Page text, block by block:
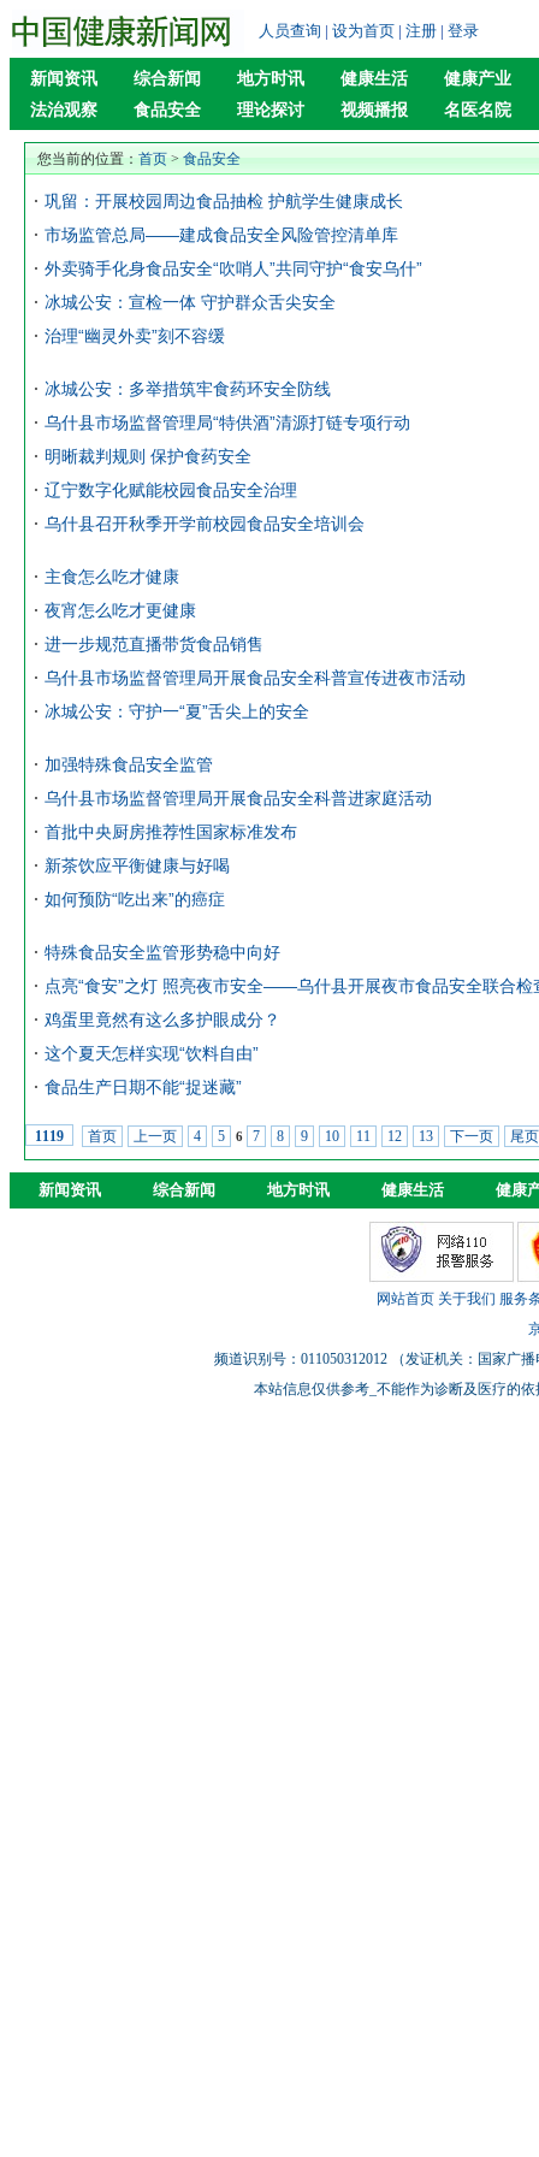
人员查询 | 设为首页 | 注册 | 登录
新闻资讯 综合新闻 地方时讯 健康生活
健康产业
法治观察
食品安全 理论探讨 视频播报 名医名院
您当前的位置： 首页 > 食品安全
巩留：开展校园周边食品抽检 护航学生健康成长
市场监管总局——建成食品安全风险管控清单库
外卖骑手化身食品安全“吹哨人”共同守护“食安乌什”
冰城公安：宣检一体 守护群众舌尖安全
治理“幽灵外卖”刻不容缓
冰城公安：多举措筑牢食药环安全防线
乌什县市场监督管理局“特供酒”清源打链专项行动
明晰裁判规则 保护食药安全
辽宁数字化赋能校园食品安全治理
乌什县召开秋季开学前校园食品安全培训会
主食怎么吃才健康
夜宵怎么吃才更健康
进一步规范直播带货食品销售
乌什县市场监督管理局开展食品安全科普宣传进夜市活动
冰城公安：守护一“夏”舌尖上的安全
加强特殊食品安全监管
乌什县市场监督管理局开展食品安全科普进家庭活动
首批中央厨房推荐性国家标准发布
新茶饮应平衡健康与好喝
如何预防“吃出来”的癌症
特殊食品安全监管形势稳中向好
点亮“食安”之灯 照亮夜市安全——乌什县开展夜市食品安全联合检
鸡蛋里竟然有这么多护眼成分？
这个夏天怎样实现“饮料自由”
食品生产日期不能“捉迷藏”
1119 首页 上一页 4 5 6 7 8 9 10 11 12 13 下一页 尾页
新闻资讯 综合新闻 地方时讯 健康生活 健康
网站首页 关于我们 服务
频道识别号：011050312012 （发证机关：国家广
本站信息仅供参考_不能作为诊断及医疗的